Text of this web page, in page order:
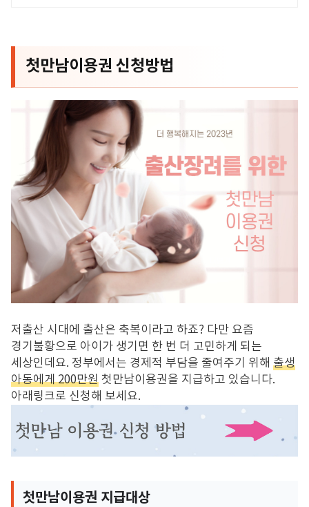
첫만남이용권 신청방법
저출산 시대에 출산은 축복이라고 하죠? 다만 요즘
경기불황으로 아이가 생기면 한 번 더 고민하게 되는
세상인데요. 정부에서는 경제적 부담을 줄여주기 위해 출생
아동에게 200만원 첫만남이용권을 지급하고 있습니다.
아래링크로 신청해 보세요.
첫만남이용권 지급대상